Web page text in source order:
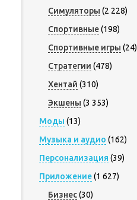
Симуляторы (2 228)
Спортивные(198)
Спортивные игры (24)
Стратегии (478)
Хентай (310)
Экшены (3 353)
Моды (13)
Музыка и аудио (162)
Персонализация (39)
Приложение(1 627)
Бизнес(30)